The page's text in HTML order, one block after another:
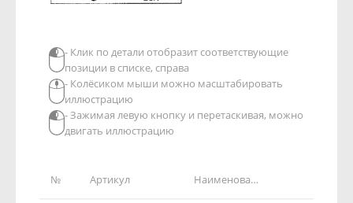
№ Артикул Наименование детали
- Клик по детали отобразит соответствующие
позиции в списке, справа
- Колёсиком мыши можно масштабировать
иллюстрацию
- Зажимая левую кнопку и перетаскивая, можно
двигать иллюстрацию